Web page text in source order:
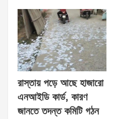
রাস্তায় পড়ে আছে হাজারো
এনআইডি কার্ড, কারণ
জানতে তদন্ত কমিটি গঠন